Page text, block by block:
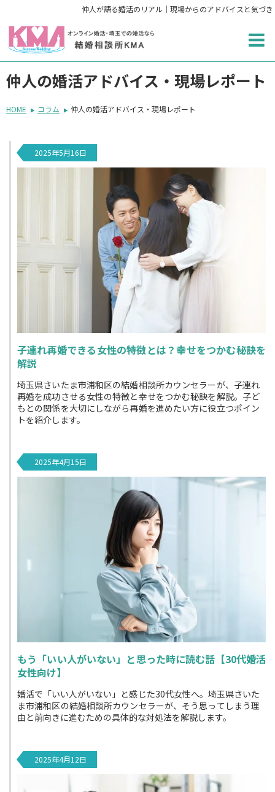
仲人が語る婚活のリアル｜現場からのアドバイスと気づき
仲人の婚活アドバイス・現場レポート
HOME コラム 仲人の婚活アドバイス・現場レポート
2025年5月16日
子連れ再婚できる女性の特徴とは？幸せをつかむ秘訣を
解説
埼玉県さいたま市浦和区の結婚相談所カウンセラーが、子連れ
再婚を成功させる女性の特徴と幸せをつかむ秘訣を解説。子ど
もとの関係を大切にしながら再婚を進めたい方に役立つポイン
トを紹介します。
2025年4月15日
もう「いい人がいない」と思った時に読む話【30代婚活
女性向け】
婚活で「いい人がいない」と感じた30代女性へ。埼玉県さいた
ま市浦和区の結婚相談所カウンセラーが、そう思ってしまう理
由と前向きに進むための具体的な対処法を解説します。
2025年4月12日